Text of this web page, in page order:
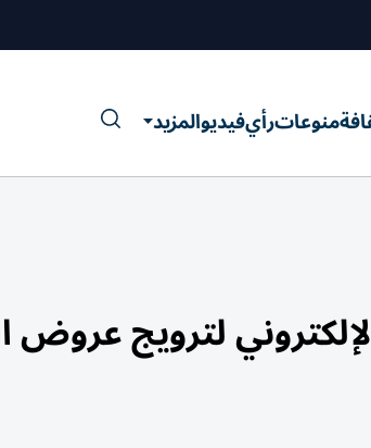
منوعاترأيفيديوالمزيد
لترويج عروض